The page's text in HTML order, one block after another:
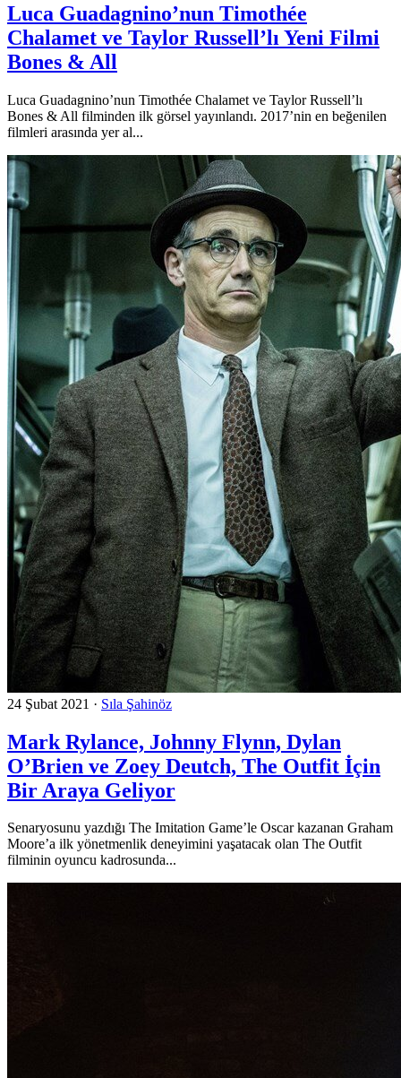
Luca Guadagnino’nun Timothée
Chalamet ve Taylor Russell’lı Yeni Filmi
Bones & All
Luca Guadagnino’nun Timothée Chalamet ve Taylor Russell’lı
Bones & All filminden ilk görsel yayınlandı. 2017’nin en beğenilen
filmleri arasında yer al...
24 Şubat 2021 · Sıla Şahinöz
Mark Rylance, Johnny Flynn, Dylan
O’Brien ve Zoey Deutch, The Outfit İçin
Bir Araya Geliyor
Senaryosunu yazdığı The Imitation Game’le Oscar kazanan Graham
Moore’a ilk yönetmenlik deneyimini yaşatacak olan The Outfit
filminin oyuncu kadrosunda...